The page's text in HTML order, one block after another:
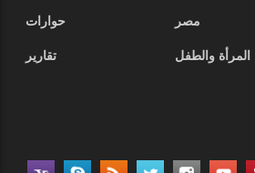
مصر
حوارات
المرأة والطفل
تقارير